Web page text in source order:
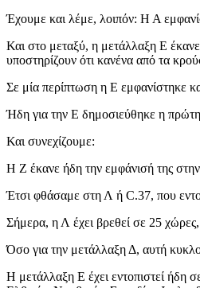
Έχουμε και λέμε, λοιπόν: Η Α
Και στο μεταξύ, η μετάλλαξη Ε
υποστηρίζουν ότι κανένα από τα
Σε μία περίπτωση η Ε εμφανίστηκε
Ήδη για την Ε δημοσιεύθηκε η πρώτη
Και συνεχίζουμε:
Η Ζ έκανε ήδη την εμφάνισή της
Έτσι φθάσαμε στη Λ ή C.37, που
Σήμερα, η Λ έχει βρεθεί σε 25
Όσο για την μετάλλαξη Δ, αυτή
Η μετάλλαξη Ε έχει εντοπιστεί ήδη